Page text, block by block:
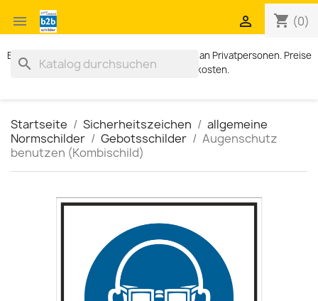
 shopping_cart (0)

Exklusiv für Geschäftskunden. Kein Verkauf an Privatpersonen. Preise
zzgl. MWST und Versandkosten.
search
Startseite Sicherheitszeichen
allgemeine
Normschilder
Gebotsschilder
Augenschutz
benutzen (Kombischild)